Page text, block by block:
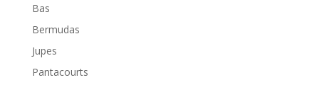
Bas
Bermudas
Jupes
Pantacourts